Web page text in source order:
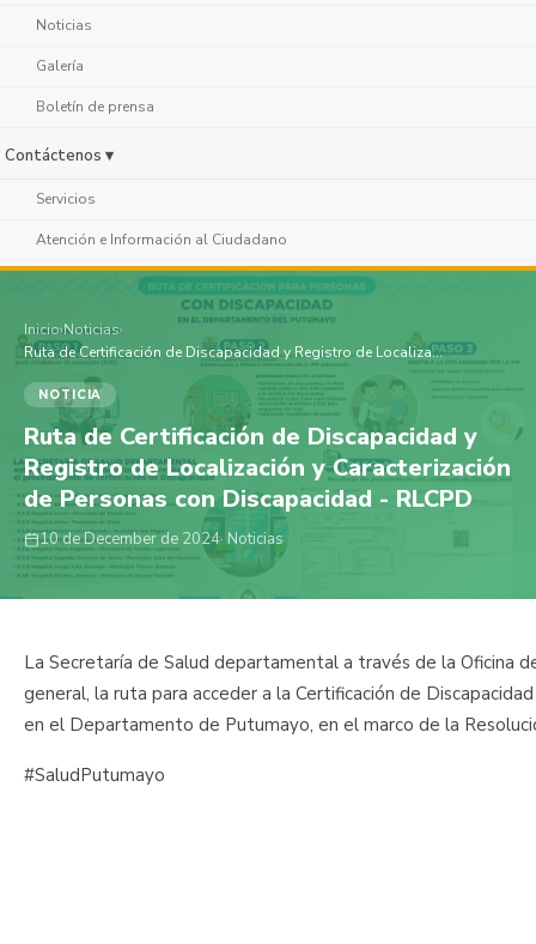
Noticias
Galería
Boletín de prensa
Contáctenos ▾
Servicios
Atención e Información al Ciudadano
Inicio›Noticias›
Ruta de Certificación de Discapacidad y Registro de Localiza...
NOTICIA
Ruta de Certificación de Discapacidad y
Registro de Localización y Caracterización
de Personas con Discapacidad - RLCPD
10 de December de 2024· Noticias
La Secretaría de Salud departamental a través de la Oficina
general, la ruta para acceder a la Certificación de
en el Departamento de Putumayo, en el marco de la
#SaludPutumayo